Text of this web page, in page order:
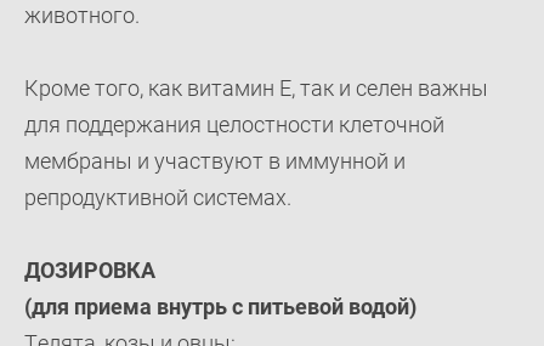
животного.
Кроме того, как витамин Е, так и селен важны
для поддержания целостности клеточной
мембраны и участвуют в иммунной и
репродуктивной системах.
ДОЗИРОВКА
(для приема внутрь с питьевой водой)